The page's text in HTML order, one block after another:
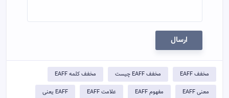
ارسال
مخفف EAFF مخفف EAFF چیست مخفف کلمه EAFF
معنی EAFF مفهوم EAFF علامت EAFF EAFF یعنی